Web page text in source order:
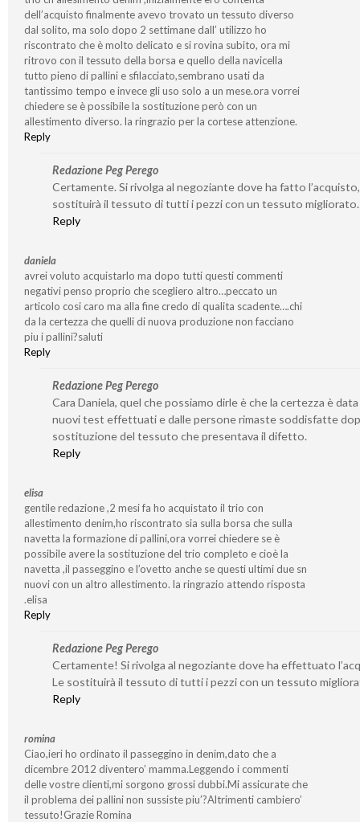
dell’acquisto finalmente avevo trovato un tessuto diverso
dal solito, ma solo dopo 2 settimane dall’ utilizzo ho
riscontrato che è molto delicato e si rovina subito, ora mi
ritrovo con il tessuto della borsa e quello della navicella
tutto pieno di pallini e sfilacciato,sembrano usati da
tantissimo tempo e invece gli uso solo a un mese.ora vorrei
chiedere se è possibile la sostituzione però con un
allestimento diverso. la ringrazio per la cortese attenzione.
Reply
Redazione Peg Perego
Certamente. Si rivolga al negoziante dove ha fatto
sostituirà il tessuto di tutti i pezzi con un tessuto migliorato.
Reply
daniela
avrei voluto acquistarlo ma dopo tutti questi commenti
negativi penso proprio che scegliero altro…peccato un
articolo cosi caro ma alla fine credo di qualita scadente….chi
da la certezza che quelli di nuova produzione non facciano
piu i pallini?saluti
Reply
Redazione Peg Perego
Cara Daniela, quel che possiamo dirle è che la certezza è data
nuovi test effettuati e dalle persone rimaste soddisfatte
sostituzione del tessuto che presentava il difetto.
Reply
elisa
gentile redazione ,2 mesi fa ho acquistato il trio con
allestimento denim,ho riscontrato sia sulla borsa che sulla
navetta la formazione di pallini,ora vorrei chiedere se è
possibile avere la sostituzione del trio completo e cioè la
navetta ,il passeggino e l’ovetto anche se questi ultimi due sn
nuovi con un altro allestimento. la ringrazio attendo risposta
.elisa
Reply
Redazione Peg Perego
Certamente! Si rivolga al negoziante dove ha effettuato
Le sostituirà il tessuto di tutti i pezzi con un tessuto
Reply
romina
Ciao,ieri ho ordinato il passeggino in denim,dato che a
dicembre 2012 diventero’ mamma.Leggendo i commenti
delle vostre clienti,mi sorgono grossi dubbi.Mi assicurate che
il problema dei pallini non sussiste piu’?Altrimenti cambiero’
tessuto!Grazie Romina